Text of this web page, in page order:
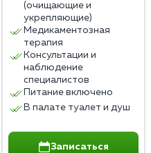
(очищающие и
укрепляющие)
Медикаментозная
терапия
Консультации и
наблюдение
специалистов
Питание включено
В палате туалет и душ
Записаться